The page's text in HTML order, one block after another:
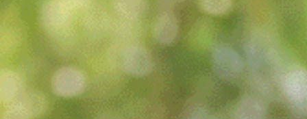
Sou Usuário
Entrar